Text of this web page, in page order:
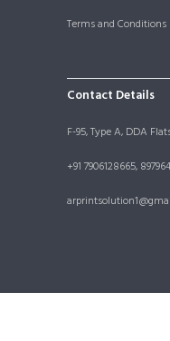
Terms and Conditions
Contact Details
F-95, Type A, DDA
+91 7906128665,